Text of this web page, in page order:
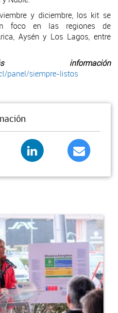
y diciembre, los kit se
foco en las regiones de
Aysén y Los Lagos, entre
panel/siempre-listos